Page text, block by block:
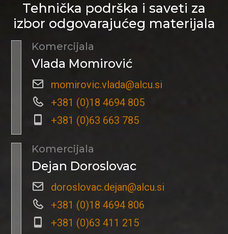
Tehnička podrška i saveti za
izbor odgovarajućeg materijala
Komercijala
Vlada Momirović
momirovic.vlada@alcu.si
+381 (0)18 4694 805
+381 (0)63 663 785
Komercijala
Dejan Doroslovac
doroslovac.dejan@alcu.si
+381 (0)18 4694 806
+381 (0)63 411 215